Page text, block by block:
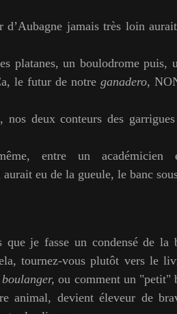
d’Aubagne jamais très loin
platanes, un boulodrome puis,
le futur de notre ganadero,
deux conteurs des
entre un
eu de la gueule, le banc
que je fasse un condensé de la
tournez-vous plutôt vers le
boulanger,ou comment un "petit"
animal, devient éleveur de